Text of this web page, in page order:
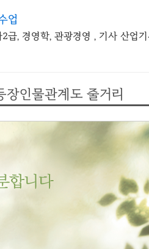
업
급, 경영학, 관광경영 , 기사 산업
장인물관계도 줄거리